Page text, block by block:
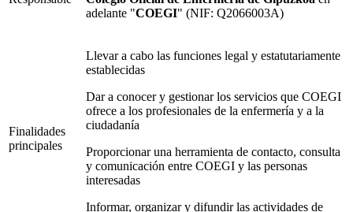
adelante "COEGI" (NIF: Q2066003A)
Finalidades
principales
Llevar a cabo las funciones legal y estatutariamente
establecidas
Dar a conocer y gestionar los servicios que COEGI
ofrece a los profesionales de la enfermería y a la
ciudadanía
Proporcionar una herramienta de contacto, consulta
y comunicación entre COEGI y las personas
interesadas
Informar, organizar y difundir las actividades de